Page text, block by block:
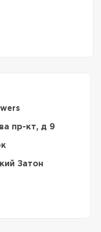
пр-кт, д 9
Затон